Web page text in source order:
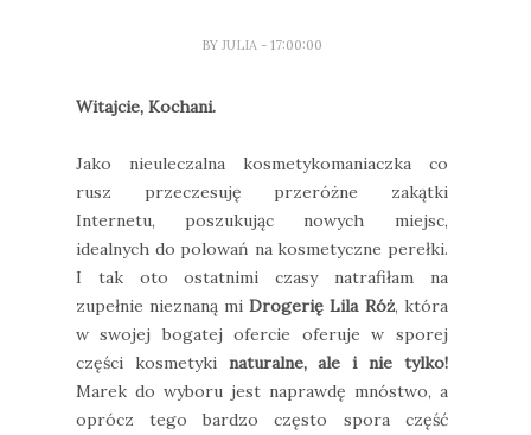
BY JULIA - 17:00:00
Witajcie, Kochani.
Jako nieuleczalna kosmetykomaniaczka co
rusz przeczesuję przeróżne zakątki
Internetu, poszukując nowych miejsc,
idealnych do polowań na kosmetyczne perełki.
I tak oto ostatnimi czasy natrafiłam na
zupełnie nieznaną miDrogerię Lila Róż, która
w swojej bogatej ofercie oferuje w sporej
części kosmetyki naturalne, ale i nie tylko!
Marek do wyboru jest naprawdę mnóstwo, a
oprócz tego bardzo często spora część